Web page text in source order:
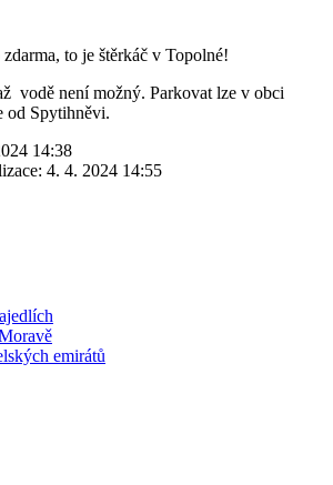
to je štěrkáč v Topolné!
vodě není možný. Parkovat lze v obci
od Spytihněvi.
14:38
4. 4. 2024 14:55
emirátů